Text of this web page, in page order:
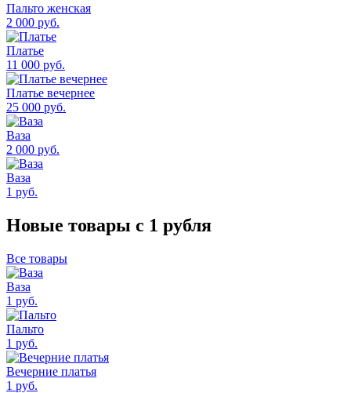
Пальто женская
2 000 руб.
Платье
11 000 руб.
Платье вечернее
25 000 руб.
Ваза
2 000 руб.
Ваза
1 руб.
Новые товары с 1 рубля
Все товары
Ваза
1 руб.
Пальто
1 руб.
Вечерние платья
1 руб.